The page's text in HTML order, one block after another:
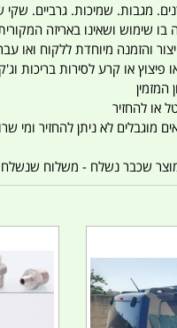
מגבות. שמיכות. גרביים. שקי
שימוש ושאינו באריזה
והזמנה מיוחדת ללקוח
פיצוץ או קרע לסירות בריכות
או להחזיר
לא ניתן להחזיר ומי
שכבר נשלח - משלוח שנשלח